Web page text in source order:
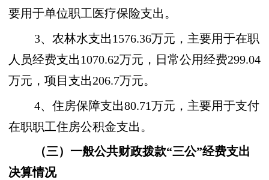
要用于单位职工医疗保险支出。
3、农林水支出1576.36万元，主要用于在职
人员经费支出1070.62万元，日常公用经费299.04
万元，项目支出206.7万元。
4、住房保障支出80.71万元，主要用于支付
在职职工住房公积金支出。
（三）一般公共财政拨款“三公”经费支出
决算情况